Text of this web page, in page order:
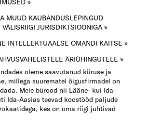
MUUD KAUBANDUSLEPINGUD
VÄLISRIIGI JURISDIKTSIOONIGA »
INTELLEKTUAALSE OMANDI KAITSE »
ÄRIÜHINGUTELE »
oleme saavutanud kiiruse ja
millega suurematel õigusfirmadel on
Meie bürood nii Lääne- kui Ida-
Ida-Aasias teevad koostööd paljude
kes on oma riigi juhtivad